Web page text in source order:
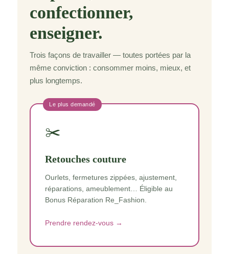
confectionner,
enseigner.
Trois façons de travailler — toutes portées par la
même conviction : consommer moins, mieux, et
plus longtemps.
Le plus demandé
✂️
Retouches couture
Ourlets, fermetures zippées, ajustement,
réparations, ameublement… Éligible au
Bonus Réparation Re_Fashion.
Prendre rendez-vous →